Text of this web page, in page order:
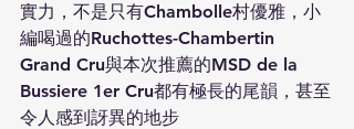
實力，不是只有Chambolle村優雅，小
編喝過的Ruchottes-Chambertin
Grand Cru與本次推薦的MSD de la
Bussiere 1er Cru都有極長的尾韻，甚至
令人感到訝異的地步